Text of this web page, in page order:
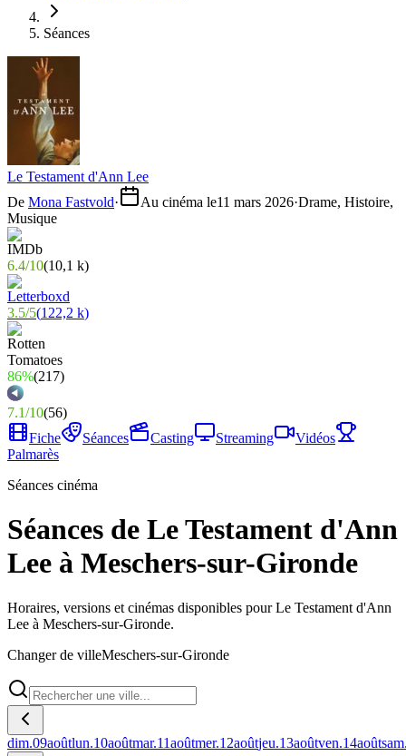
Séances
Le Testament d'Ann Lee
De Mona Fastvold· Au cinéma le11 mars 2026·Drame, Histoire,
Musique
6.4/10(10,1 k)
3.5/5(122,2 k)
86%(217)
7.1/10(56)
Fiche
Séances Casting Streaming
Vidéos
Palmarès
Séances cinéma
Séances de Le Testament d'Ann
Lee à Meschers-sur-Gironde
Horaires, versions et cinémas disponibles pour Le Testament d'Ann
Lee à Meschers-sur-Gironde.
Changer de villeMeschers-sur-Gironde
dim.09aoûtlun.10aoûtmar.11aoûtmer.12aoûtjeu.13aoûtven.14août